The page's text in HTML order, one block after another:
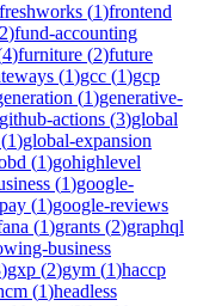
freshworks (1)frontend
2)fund-accounting
4)furniture (2)future
(1)gcc (1)gcp
(1)generative-
github-actions (3)global
(1)global-expansion
(1)gohighlevel
(1)google-
(1)google-reviews
(1)grants (2)graphql
business
)gxp (2)gym (1)haccp
(1)headless